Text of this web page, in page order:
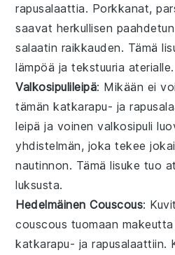
rapusalaattia. Porkkanat,
saavat herkullisen
salaatin raikkauden. Tämä
lämpöä ja tekstuuria aterialle.
Valkosipulileipä: Mikään ei
tämänkatkarapu- ja
leipä ja voinen valkosipuli
yhdistelmän, joka tekee
nautinnon. Tämä lisuke tuo
luksusta.
Hedelmäinen Couscous:
couscous tuomaan
katkarapu- ja rapusalaattiin.